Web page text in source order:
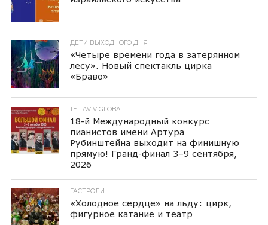
ДЕТИ ВЫХОДНОГО ДНЯ
«Четыре времени года в затерянном
лесу». Новый спектакль цирка
«Браво»
TEL AVIV GLOBAL
18-й Международный конкурс
пианистов имени Артура
Рубинштейна выходит на финишную
прямую! Гранд-финал 3–9 сентября,
2026
ГАСТРОЛИ
«Холодное сердце» на льду: цирк,
фигурное катание и театр